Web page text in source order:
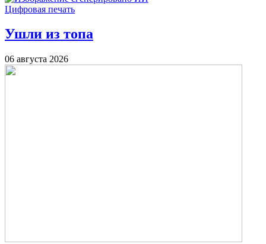
Цифровая печать
Ушли из топа
06 августа 2026